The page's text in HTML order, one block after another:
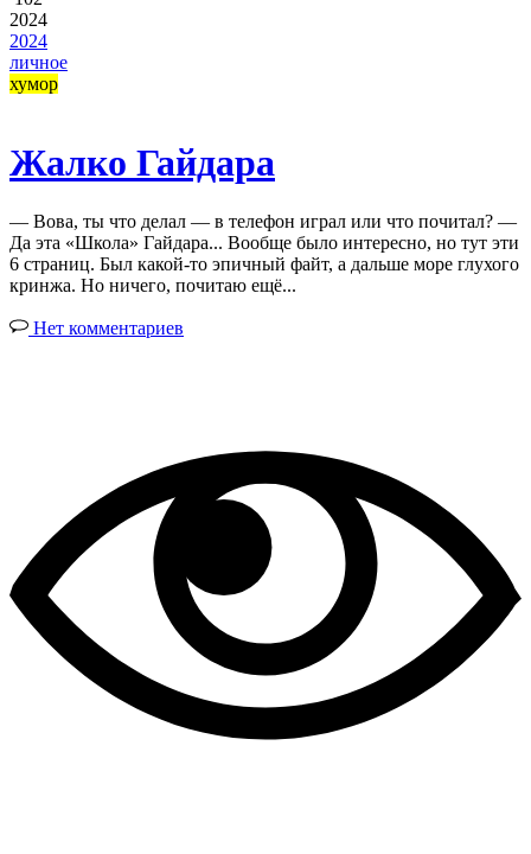
2024
2024
личное
хумор
Жалко Гайдара
— Вова, ты что делал — в телефон играл или что почитал? —
Да эта «Школа» Гайдара... Вообще было интересно, но тут эти
6 страниц. Был какой-то эпичный файт, а дальше море глухого
кринжа. Но ничего, почитаю ещё...
Нет комментариев